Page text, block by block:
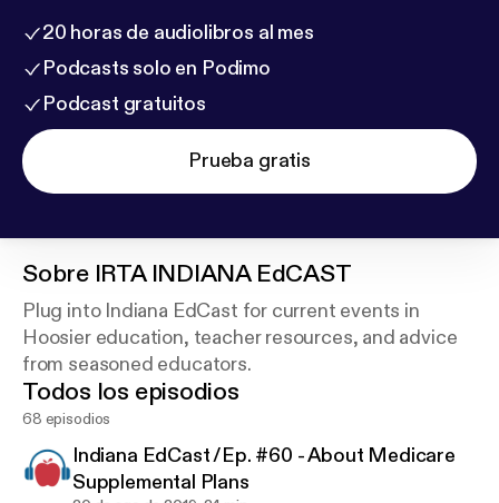
20 horas de audiolibros al mes
Podcasts solo en Podimo
Podcast gratuitos
Prueba gratis
Sobre IRTA INDIANA EdCAST
Plug into Indiana EdCast for current events in
Hoosier education, teacher resources, and advice
from seasoned educators.
Todos los episodios
68 episodios
Indiana EdCast /Ep. #60 - About Medicare
Supplemental Plans